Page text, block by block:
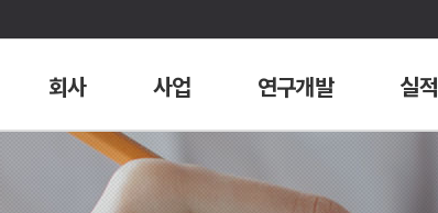
회사 사업 연구개발 실적